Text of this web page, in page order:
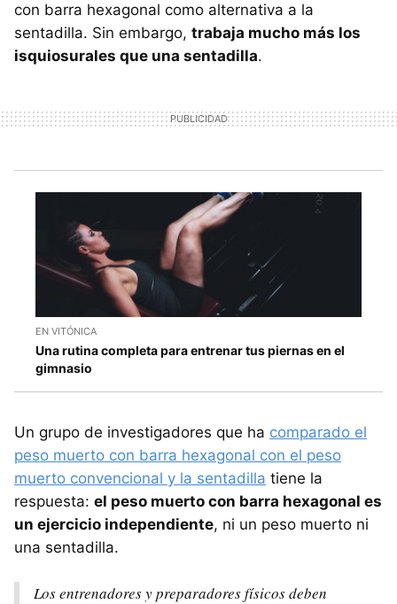
con barra hexagonal como alternativa a la
sentadilla. Sin embargo, trabaja mucho más los
isquiosurales que una sentadilla.
EN VITÓNICA
Una rutina completa para entrenar tus piernas en el
gimnasio
Un grupo de investigadores que ha comparado el
peso muerto con barra hexagonal con el peso
muerto convencional y la sentadilla tiene la
respuesta: el peso muerto con barra hexagonal es
un ejercicio independiente, ni un peso muerto ni
una sentadilla.
Los entrenadores y preparadores físicos deben